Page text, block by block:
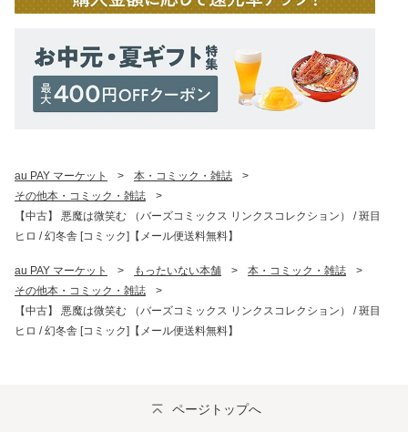
au PAY マーケット > 本・コミック・雑誌
>
その他本・コミック・雑誌
>
【中古】 悪魔は微笑む （バーズコミックス リンクスコレクション） / 斑目
ヒロ / 幻冬舎 [コミック]【メール便送料無料】
au PAY マーケット > もったいない本舗 > 本・コミック・雑誌
>
その他本・コミック・雑誌
>
【中古】 悪魔は微笑む （バーズコミックス リンクスコレクション） / 斑目
ヒロ / 幻冬舎 [コミック]【メール便送料無料】
ページトップへ